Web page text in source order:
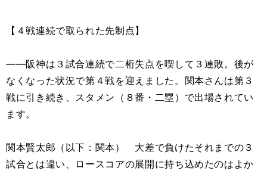
【４戦連続で取られた先制点】
――阪神は３試合連続で二桁失点を喫して３連敗。後が
なくなった状況で第４戦を迎えました。関本さんは第３
戦に引き続き、スタメン（８番・二塁）で出場されてい
ます。
関本賢太郎（以下：関本） 大差で負けたそれまでの３
試合とは違い、ロースコアの展開に持ち込めたのはよか